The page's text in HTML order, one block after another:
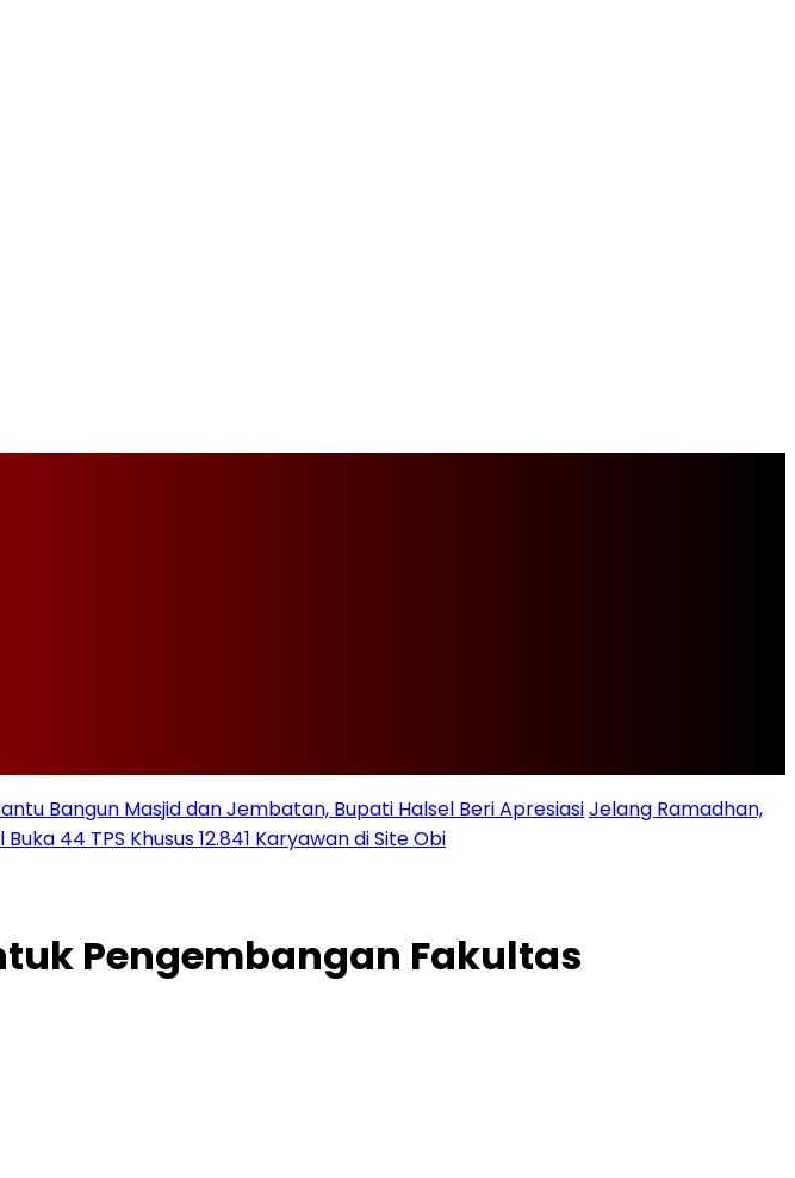
Bangun Masjid dan Jembatan, Bupati Halsel Beri ApresiasiJelang Ramadhan,
44 TPS Khusus 12.841 Karyawan di Site Obi
Pengembangan Fakultas